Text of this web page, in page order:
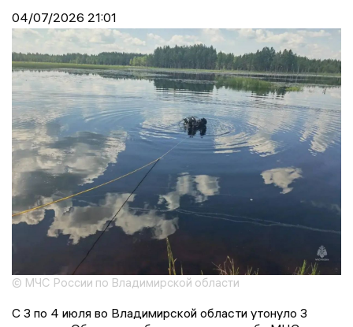
04/07/2026 21:01
© МЧС России по Владимирской области
С 3 по 4 июля во Владимирской области утонуло 3